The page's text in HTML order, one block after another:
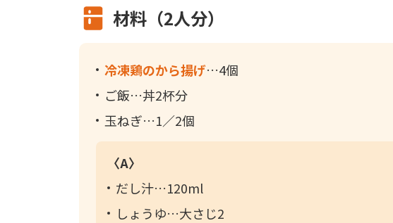
材料（2人分）
冷凍鶏のから揚げ
4個
ご飯
丼2杯分
玉ねぎ
1／2個
〈A〉
だし汁
120ml
しょうゆ
大さじ2